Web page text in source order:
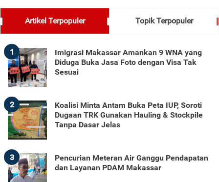
Artikel Terpopuler Topik Terpopuler
1
Imigrasi Makassar Amankan 9 WNA yang
Diduga Buka Jasa Foto dengan Visa Tak
Sesuai
2
Koalisi Minta Antam Buka Peta IUP, Soroti
Dugaan TRK Gunakan Hauling & Stockpile
Tanpa Dasar Jelas
3
Pencurian Meteran Air Ganggu Pendapatan
dan Layanan PDAM Makassar